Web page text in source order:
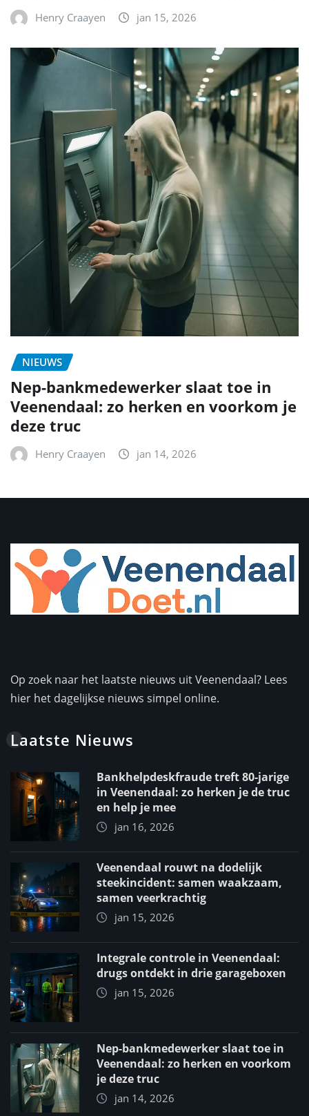
Henry Craayen jan 15, 2026
NIEUWS
Nep-bankmedewerker slaat toe in
Veenendaal: zo herken en voorkom je
deze truc
Henry Craayen jan 14, 2026
Op zoek naar het laatste nieuws uit Veenendaal? Lees
hier het dagelijkse nieuws simpel online.
Laatste Nieuws
Bankhelpdeskfraude treft 80-jarige
in Veenendaal: zo herken je de truc
en help je mee
jan 16, 2026
Veenendaal rouwt na dodelijk
steekincident: samen waakzaam,
samen veerkrachtig
jan 15, 2026
Integrale controle in Veenendaal:
drugs ontdekt in drie garageboxen
jan 15, 2026
Nep-bankmedewerker slaat toe in
Veenendaal: zo herken en voorkom
je deze truc
jan 14, 2026